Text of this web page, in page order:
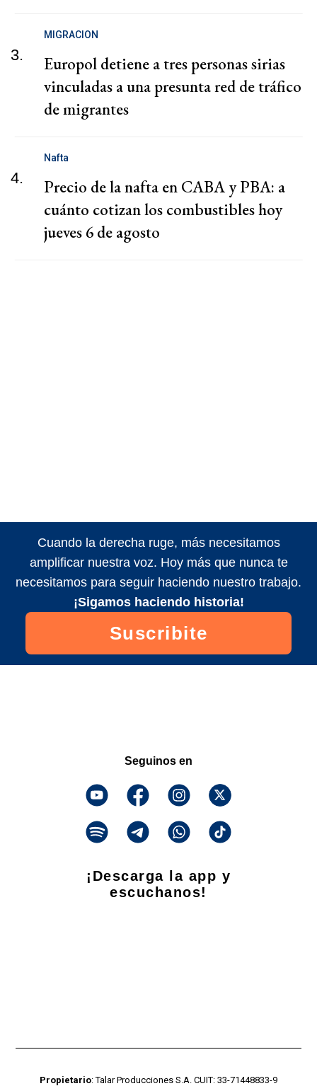
3.
MIGRACION
Europol detiene a tres personas sirias
vinculadas a una presunta red de tráfico
de migrantes
4.
Nafta
Precio de la nafta en CABA y PBA: a
cuánto cotizan los combustibles hoy
jueves 6 de agosto
Cuando la derecha ruge, más necesitamos
amplificar nuestra voz. Hoy más que nunca te
necesitamos para seguir haciendo nuestro trabajo.
¡Sigamos haciendo historia!
Suscribite
Seguinos en
¡Descarga la app y
escuchanos!
Propietario: Talar Producciones S.A. CUIT: 33-71448833-9